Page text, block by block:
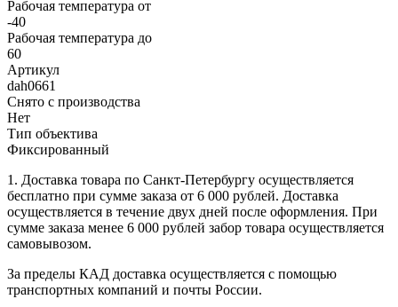
Рабочая температура от
-40
Рабочая температура до
60
Артикул
dah0661
Снято с производства
Нет
Тип объектива
Фиксированный
1. Доставка товара по Санкт-Петербургу осуществляется
бесплатно при сумме заказа от 6 000 рублей. Доставка
осуществляется в течение двух дней после оформления. При
сумме заказа менее 6 000 рублей забор товара осуществляется
самовывозом.
За пределы КАД доставка осуществляется с помощью
транспортных компаний и почты России.